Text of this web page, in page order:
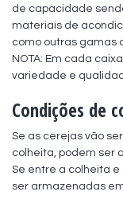
de capacidade
materiais de
como outras gamas
NOTA: Em cada
variedade e
Condições de
Se as cerejas vão
colheita, podem ser
Se entre a colheita
ser armazenadas